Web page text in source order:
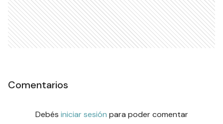
Comentarios
Debés iniciar sesión para poder comentar